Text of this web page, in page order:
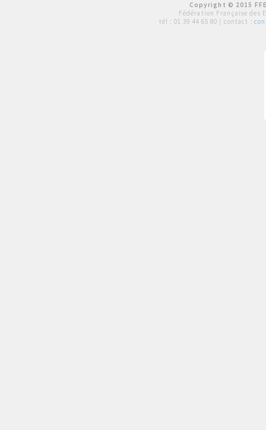
Copyright © 2015
Fédération Française des
tél : 01 39 44 65 80 | contact :